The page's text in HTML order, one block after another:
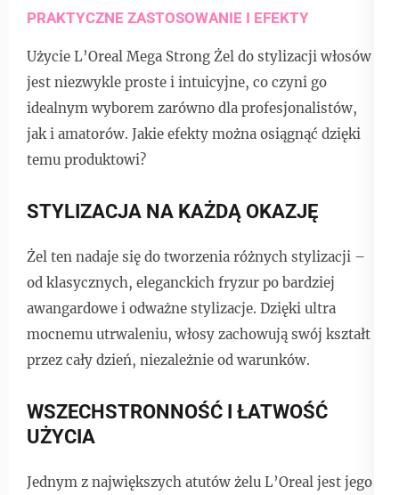
PRAKTYCZNE ZASTOSOWANIE I EFEKTY
Użycie L’Oreal Mega Strong Żel do stylizacji włosów
jest niezwykle proste i intuicyjne, co czyni go
idealnym wyborem zarówno dla profesjonalistów,
jak i amatorów. Jakie efekty można osiągnąć dzięki
temu produktowi?
STYLIZACJA NA KAŻDĄ OKAZJĘ
Żel ten nadaje się do tworzenia różnych stylizacji –
od klasycznych, eleganckich fryzur po bardziej
awangardowe i odważne stylizacje. Dzięki ultra
mocnemu utrwaleniu, włosy zachowują swój kształt
przez cały dzień, niezależnie od warunków.
WSZECHSTRONNOŚĆ I ŁATWOŚĆ
UŻYCIA
Jednym z największych atutów żelu L’Oreal jest jego